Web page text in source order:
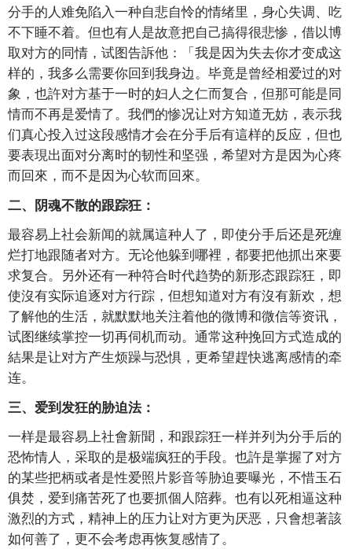
分手的人难免陷入一种自悲自怜的情绪里，身心失调、吃
不下睡不着。但也有人是故意把自己搞得很悲惨，借以博
取对方的同情，试图告訴他：「我是因为失去你才变成这
样的，我多么需要你回到我身边。毕竟是曾经相爱过的对
象，也許对方基于一时的妇人之仁而复合，但那可能是同
情而不再是爱情了。我們的惨况让对方知道无妨，表示我
们真心投入过这段感情才会在分手后有這样的反应，但也
要表現出面对分离时的韧性和坚强，希望对方是因为心疼
而回來，而不是因为心软而回來。
二、阴魂不散的跟踪狂：
最容易上社会新闻的就属這种人了，即使分手后还是死缠
烂打地跟随者对方。无论他躲到哪裡，都要把他抓出來要
求复合。另外还有一种符合时代趋势的新形态跟踪狂，即
使沒有实际追逐对方行踪，但想知道对方有沒有新欢，想
了解他的生活，就默默地关注着他的微博和微信等资讯，
试图继续掌控一切再伺机而动。通常这种挽回方式造成的
結果是让对方产生烦躁与恐惧，更希望趕快逃离感情的牵
连。
三、爱到发狂的胁迫法：
一样是最容易上社會新聞，和跟踪狂一样并列为分手后的
恐怖情人，采取的是极端疯狂的手段。也許是掌握了对方
的某些把柄或者是性爱照片影音等胁迫要曝光，不惜玉石
俱焚，爱到痛苦死了也要抓個人陪葬。也有以死相逼这种
激烈的方式，精神上的压力让对方更为厌恶，只會想著該
如何善了，更不会考虑再恢复感情了。